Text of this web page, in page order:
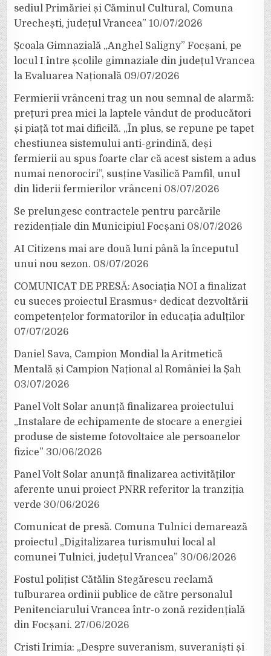
sediul Primăriei și Căminul Cultural, Comuna
Urechești, județul Vrancea” 10/07/2026
Școala Gimnazială „Anghel Saligny” Focșani, pe
locul I între școlile gimnaziale din județul Vrancea
la Evaluarea Națională 09/07/2026
Fermierii vrânceni trag un nou semnal de alarmă:
prețuri prea mici la laptele vândut de producători
și piață tot mai dificilă. „În plus, se repune pe tapet
chestiunea sistemului anti-grindină, deși
fermierii au spus foarte clar că acest sistem a adus
numai nenorociri”, susține Vasilică Pamfil, unul
din liderii fermierilor vrânceni 08/07/2026
Se prelungesc contractele pentru parcările
rezidențiale din Municipiul Focșani 08/07/2026
AI Citizens mai are două luni până la începutul
unui nou sezon. 08/07/2026
COMUNICAT DE PRESĂ: Asociația NOI a finalizat
cu succes proiectul Erasmus+ dedicat dezvoltării
competențelor formatorilor în educația adulților
07/07/2026
Daniel Sava, Campion Mondial la Aritmetică
Mentală și Campion Național al României la Șah
03/07/2026
Panel Volt Solar anunță finalizarea proiectului
„Instalare de echipamente de stocare a energiei
produse de sisteme fotovoltaice ale persoanelor
fizice” 30/06/2026
Panel Volt Solar anunță finalizarea activităților
aferente unui proiect PNRR referitor la tranziția
verde 30/06/2026
Comunicat de presă. Comuna Tulnici demarează
proiectul „Digitalizarea turismului local al
comunei Tulnici, județul Vrancea” 30/06/2026
Fostul polițist Cătălin Stegărescu reclamă
tulburarea ordinii publice de către personalul
Penitenciarului Vrancea într-o zonă rezidențială
din Focșani. 27/06/2026
Cristi Irimia: „Despre suveranism, suveraniști și